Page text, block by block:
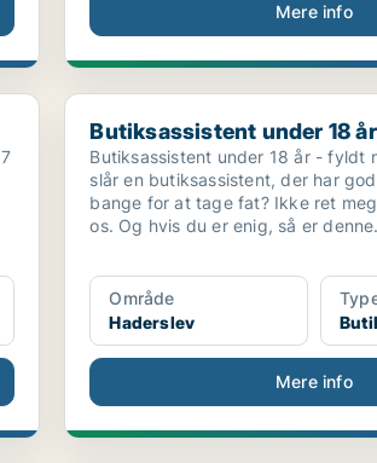
Mere info
Butiksassistent under 18 år -
Butiksassistent under 18
Butiksassistent under 18 år - fyldt
slår en butiksassistent, der har
bange for at tage fat? Ikke ret
os. Og hvis du er enig, så er
Område
Haderslev
Mere info